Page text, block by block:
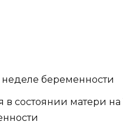
неделе беременности
состоянии матери на